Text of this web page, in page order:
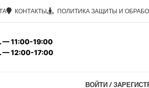
КОНТАКТЫ ПОЛИТИКА ЗАЩИТЫ И
— 11:00-19:00
— 12:00-17:00
ВОЙТИ /